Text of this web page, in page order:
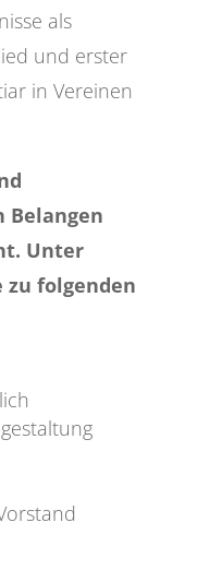
als
und erster
in Vereinen
Belangen
Unter
zu folgenden